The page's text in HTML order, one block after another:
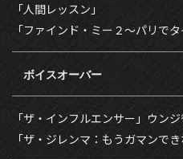
「人間レッスン」
「ファインド・ミー２〜パリでタ
ボイスオーバー
「ザ・インフルエンサー」ウン
「ザ・ジレンマ：もうガマンで